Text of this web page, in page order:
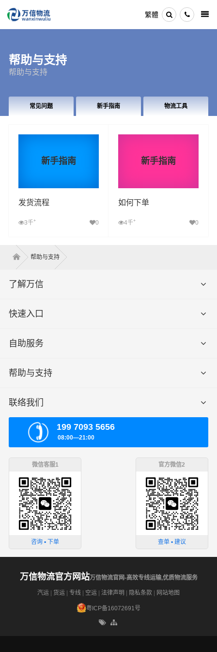
繁體
帮助与支持
帮助与支持
常见问题 新手指南 物流工具
新手指南
发货流程
3千+ 0
新手指南
如何下单
4千+ 0
帮助与支持
了解万信
快速入口
自助服务
帮助与支持
联络我们
199 7093 5656
08:00—21:00
微信客服1
咨询 ▪ 下单
官方微信2
查单 ▪ 建议
万信物流官方网站万信物流官网-高效专线运输,优质物流服务
汽运 货运 专线 空运 法律声明 隐私条款 网站地图
粤ICP备16072691号